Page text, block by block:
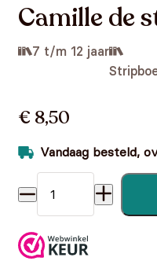
Camille de
7 t/m 12 jaar
€ 8,50
Vandaag besteld,
Camille de strip 4 - Mis